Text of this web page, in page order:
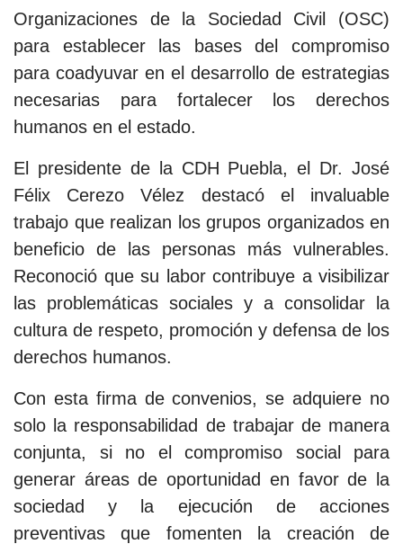
Organizaciones de la Sociedad Civil (OSC)
para establecer las bases del compromiso
para coadyuvar en el desarrollo de estrategias
necesarias para fortalecer los derechos
humanos en el estado.
El presidente de la CDH Puebla, el Dr. José
Félix Cerezo Vélez destacó el invaluable
trabajo que realizan los grupos organizados en
beneficio de las personas más vulnerables.
Reconoció que su labor contribuye a visibilizar
las problemáticas sociales y a consolidar la
cultura de respeto, promoción y defensa de los
derechos humanos.
Con esta firma de convenios, se adquiere no
solo la responsabilidad de trabajar de manera
conjunta, si no el compromiso social para
generar áreas de oportunidad en favor de la
sociedad y la ejecución de acciones
preventivas que fomenten la creación de